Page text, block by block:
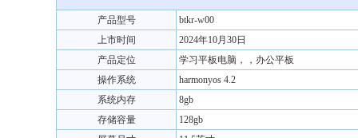
产品型号
btkr-w00
上市时间
2024年10月30日
产品定位
学习平板电脑，，办公平板
操作系统
harmonyos 4.2
系统内存
8gb
存储容量
128gb